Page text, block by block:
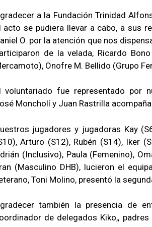
a la Fundación Trinidad
acto se pudiera llevar a cabo, a sus
O. por la atención que nos
de la velada, Ricardo
Onofre M. Bellido (Grupo
voluntariado fue representado por
Moncholí y Juan Rastrilla
jugadores y jugadoras Kay
Arturo (S12), Rubén (S14), Iker
(Inclusivo), Paula (Femenino),
(Masculino DHB), lucieron el
Toni Molino, presentó la
también la presencia de
de delegados Kiko,,